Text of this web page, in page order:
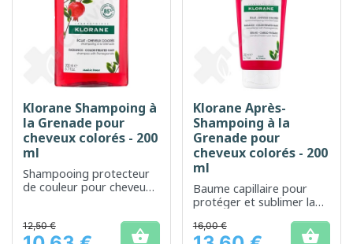
Klorane Shampoing à
la Grenade pour
cheveux colorés - 200
ml
Shampooing protecteur
de couleur pour cheveux
12,50 €

Klorane Après-
Shampoing à la
Grenade pour
cheveux colorés - 200
ml
Baume capillaire pour
protéger et sublimer la
colorés
16,00 €
